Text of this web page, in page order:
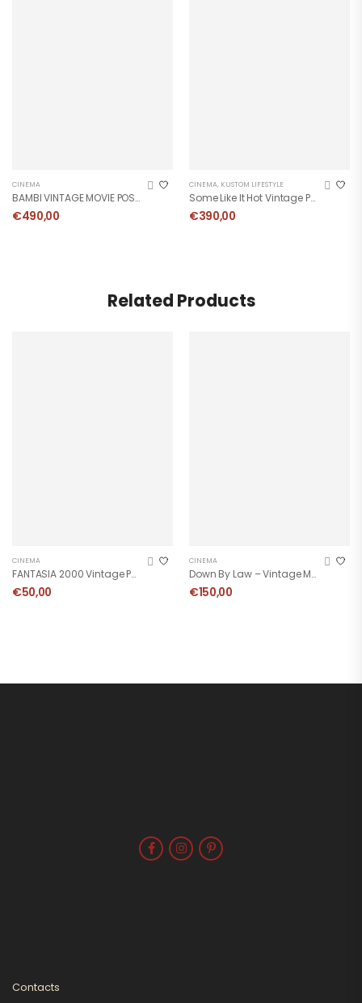
CINEMA
BAMBI VINTAGE MOVIE POSTER
€490,00
CINEMA, KUSTOM LIFESTYLE
Some Like It Hot Vintage Poster
€390,00
Related Products
CINEMA
FANTASIA 2000 Vintage Poster
€50,00
CINEMA
Down By Law – Vintage Movie Poster
€150,00
Contacts